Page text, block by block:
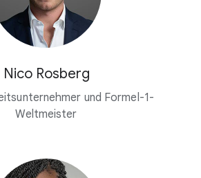
Nico Rosberg
und Formel-1-
Weltmeister